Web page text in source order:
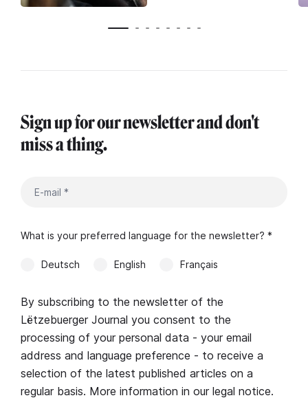
Sign up for our newsletter and don't
miss a thing.
What is your preferred language for the newsletter? *
Deutsch English Français
By subscribing to the newsletter of the
Lëtzebuerger Journal you consent to the
processing of your personal data - your email
address and language preference - to receive a
selection of the latest published articles on a
regular basis. More information in our legal notice.